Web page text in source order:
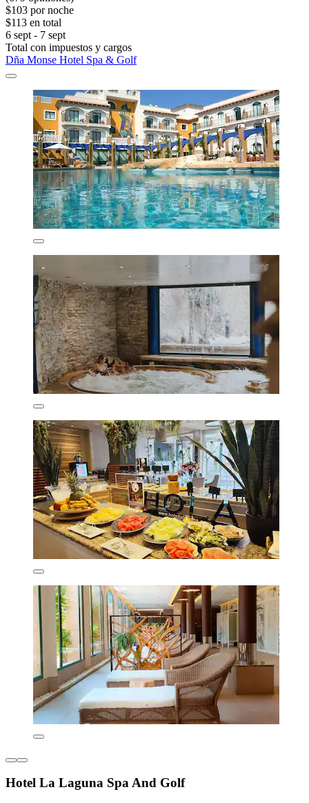
$103 por noche
$113 en total
6 sept - 7 sept
Total con impuestos y cargos
Dña Monse Hotel Spa & Golf
Hotel La Laguna Spa And Golf